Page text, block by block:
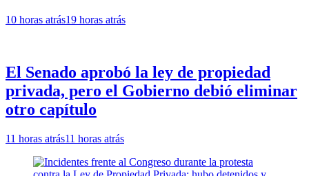
10 horas atrás19 horas atrás
El Senado aprobó la ley de propiedad
privada, pero el Gobierno debió eliminar
otro capítulo
11 horas atrás11 horas atrás